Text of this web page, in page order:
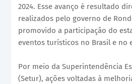
2024. Esse avanço é resultado
realizados pelo governo de
promovido a participação do
eventos turísticos no Brasil e no
Por meio da Superintendência
(Setur), ações voltadas à